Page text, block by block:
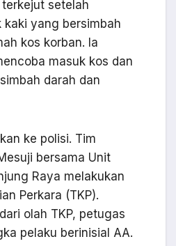
setelah
kaki yang bersimbah
kos korban. Ia
masuk kos dan
darah dan
ke polisi. Tim
bersama Unit
Raya melakukan
Perkara (TKP).
olah TKP, petugas
pelaku berinisial AA.